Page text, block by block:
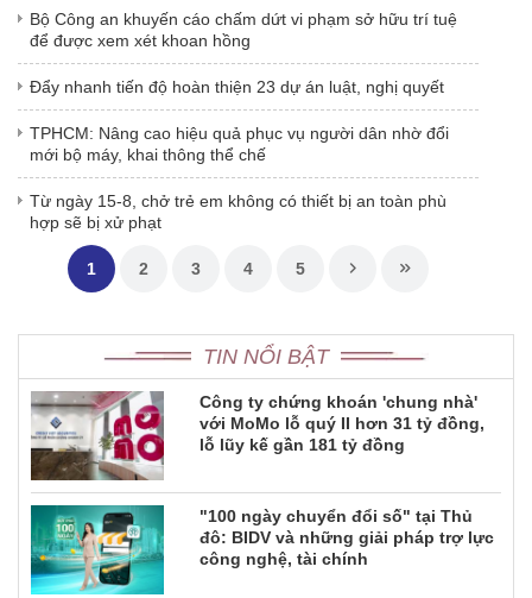
Bộ Công an khuyến cáo chấm dứt vi phạm sở hữu trí tuệ
để được xem xét khoan hồng
Đẩy nhanh tiến độ hoàn thiện 23 dự án luật, nghị quyết
TPHCM: Nâng cao hiệu quả phục vụ người dân nhờ đổi
mới bộ máy, khai thông thể chế
Từ ngày 15-8, chở trẻ em không có thiết bị an toàn phù
hợp sẽ bị xử phạt
1 2 3 4 5
TIN NỔI BẬT
Công ty chứng khoán 'chung nhà'
với MoMo lỗ quý II hơn 31 tỷ đồng,
lỗ lũy kế gần 181 tỷ đồng
"100 ngày chuyển đổi số" tại Thủ
đô: BIDV và những giải pháp trợ lực
công nghệ, tài chính